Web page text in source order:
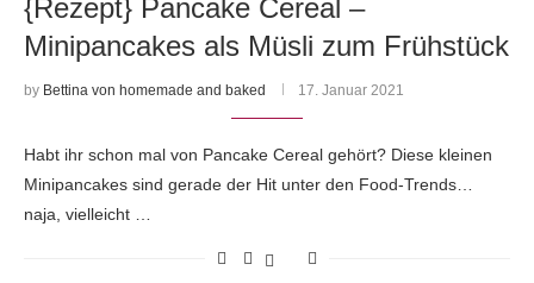
{Rezept} Pancake Cereal –
Minipancakes als Müsli zum Frühstück
by Bettina von homemade and baked 17. Januar 2021
Habt ihr schon mal von Pancake Cereal gehört? Diese kleinen
Minipancakes sind gerade der Hit unter den Food-Trends…
naja, vielleicht …